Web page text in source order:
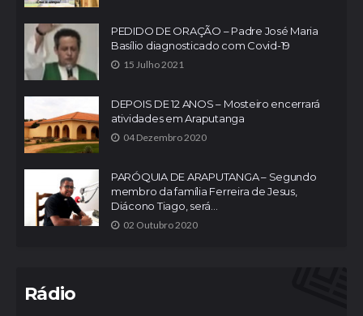
PEDIDO DE ORAÇÃO – Padre José Maria
Basílio diagnosticado com Covid-19
15 Julho 2021
DEPOIS DE 12 ANOS – Mosteiro encerrará
atividades em Araputanga
04 Dezembro 2020
PARÓQUIA DE ARAPUTANGA – Segundo
membro da família Ferreira de Jesus,
Diácono Tiago, será...
02 Outubro 2020
Rádio